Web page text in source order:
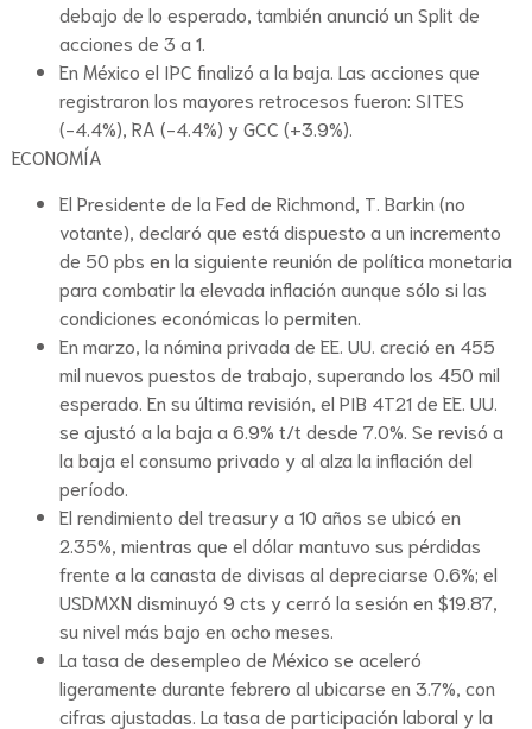
debajo de lo esperado, también anunció un Split de
acciones de 3 a 1.
En México el IPC finalizó a la baja. Las acciones que
registraron los mayores retrocesos fueron: SITES
(-4.4%), RA (-4.4%) y GCC (+3.9%).
ECONOMÍA
El Presidente de la Fed de Richmond, T. Barkin (no
votante), declaró que está dispuesto a un incremento
de 50 pbs en la siguiente reunión de política monetaria
para combatir la elevada inflación aunque sólo si las
condiciones económicas lo permiten.
En marzo, la nómina privada de EE. UU. creció en 455
mil nuevos puestos de trabajo, superando los 450 mil
esperado. En su última revisión, el PIB 4T21 de EE. UU.
se ajustó a la baja a 6.9% t/t desde 7.0%. Se revisó a
la baja el consumo privado y al alza la inflación del
período.
El rendimiento del treasury a 10 años se ubicó en
2.35%, mientras que el dólar mantuvo sus pérdidas
frente a la canasta de divisas al depreciarse 0.6%; el
USDMXN disminuyó 9 cts y cerró la sesión en $19.87,
su nivel más bajo en ocho meses.
La tasa de desempleo de México se aceleró
ligeramente durante febrero al ubicarse en 3.7%, con
cifras ajustadas. La tasa de participación laboral y la